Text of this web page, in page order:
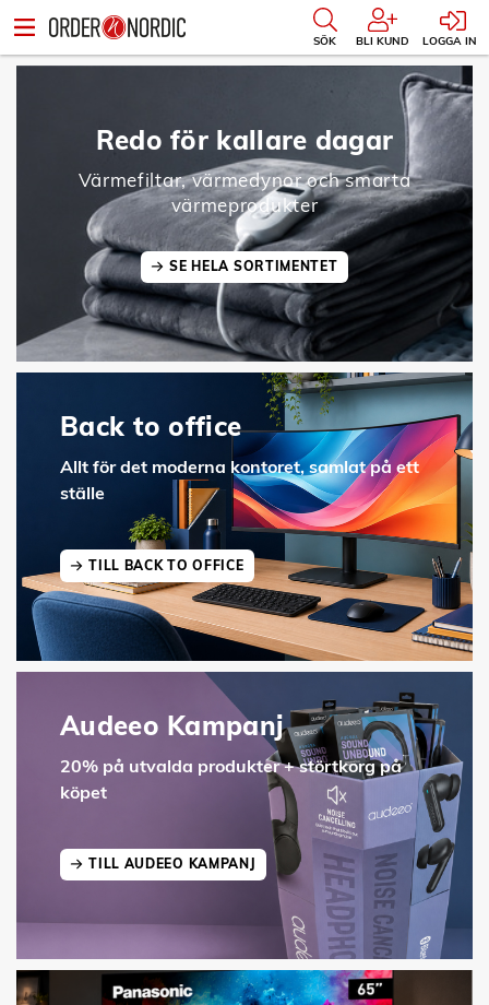
SÖK BLI KUND LOGGA IN
Redo för kallare dagar
Värmefiltar, värmedynor och smarta
värmeprodukter
SE HELA SORTIMENTET
Back to office
Allt för det moderna kontoret, samlat på ett
ställe
TILL BACK TO OFFICE
Audeeo Kampanj
20% på utvalda produkter + störtkorg på
köpet
TILL AUDEEO KAMPANJ